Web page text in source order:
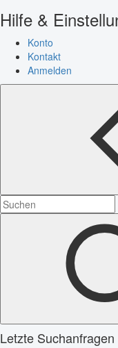
Hilfe &
Konto
Kontakt
Anmelden
Letzte Suchanfragen